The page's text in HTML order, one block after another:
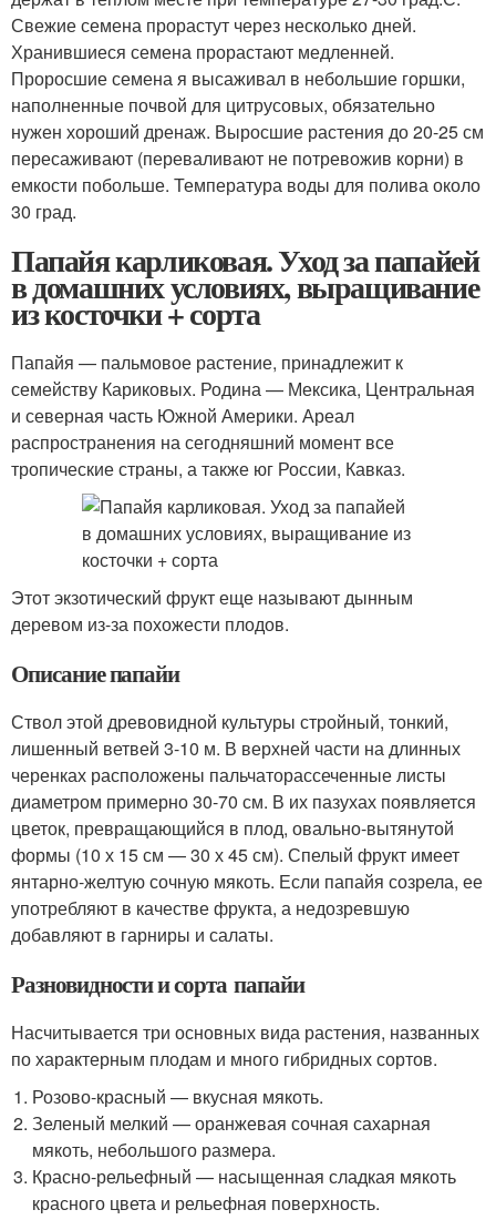
Свежие семена прорастут через несколько дней.
Хранившиеся семена прорастают медленней.
Проросшие семена я высаживал в небольшие горшки,
наполненные почвой для цитрусовых, обязательно
нужен хороший дренаж. Выросшие растения до 20-25 см
пересаживают (переваливают не потревожив корни) в
емкости побольше. Температура воды для полива около
30 град.
Папайя карликовая. Уход за папайей
в домашних условиях, выращивание
из косточки + сорта
Папайя — пальмовое растение, принадлежит к
семейству Кариковых. Родина — Мексика, Центральная
и северная часть Южной Америки. Ареал
распространения на сегодняшний момент все
тропические страны, а также юг России, Кавказ.
Этот экзотический фрукт еще называют дынным
деревом из-за похожести плодов.
Описание папайи
Ствол этой древовидной культуры стройный, тонкий,
лишенный ветвей 3-10 м. В верхней части на длинных
черенках расположены пальчаторассеченные листы
диаметром примерно 30-70 см. В их пазухах появляется
цветок, превращающийся в плод, овально-вытянутой
формы (10 х 15 см — 30 х 45 см). Спелый фрукт имеет
янтарно-желтую сочную мякоть. Если папайя созрела, ее
употребляют в качестве фрукта, а недозревшую
добавляют в гарниры и салаты.
Разновидности и сорта папайи
Насчитывается три основных вида растения, названных
по характерным плодам и много гибридных сортов.
Розово-красный — вкусная мякоть.
Зеленый мелкий — оранжевая сочная сахарная
мякоть, небольшого размера.
Красно-рельефный — насыщенная сладкая мякоть
красного цвета и рельефная поверхность.